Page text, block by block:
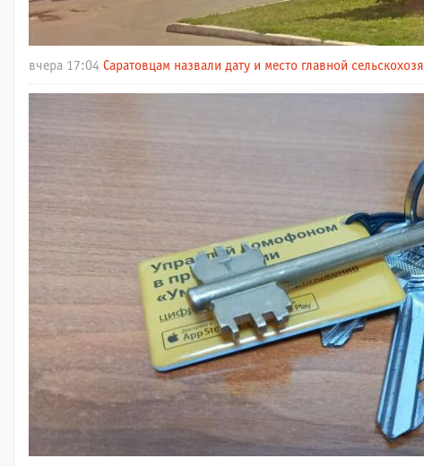
вчера 17:04 Саратовцам назвали дату и место главной